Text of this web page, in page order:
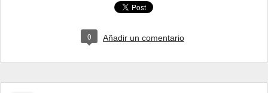
0 Añadir un comentario